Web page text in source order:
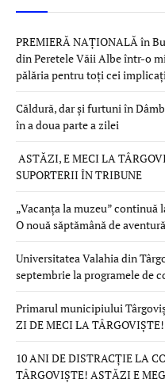
PREMIERĂ NAȚIONALĂ în
din Peretele Văii Albe într-o
pălăria pentru toți cei
Căldură, dar și furtuni în
în a doua parte a zilei
ASTĂZI, E MECI LA
SUPORTERII ÎN TRIBUNE
„Vacanța la muzeu” continuă
O nouă săptămână de
Universitatea Valahia din
septembrie la programele de
Primarul municipiului
ZI DE MECI LA
10 ANI DE DISTRACȚIE LA
TÂRGOVIȘTE! ASTĂZI E